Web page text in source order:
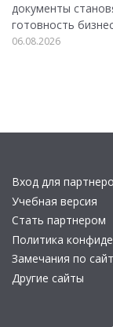
документы
готовность
06.08.2026
Вход для
Учебная версия
Стать партнером
Политика
Замечания по
Другие сайты